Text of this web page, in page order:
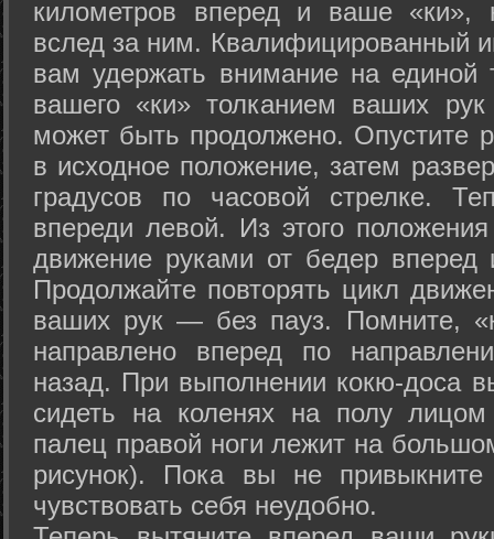
километров вперед и ваше «ки»,
вслед за ним. Квалифицированный
вам удержать внимание на единой
вашего «ки» толканием ваших
может быть продолжено. Опустите
в исходное положение, затем
градусов по часовой стрелке.
впереди левой. Из этого
движение руками от бедер вперед
Продолжайте повторять цикл
ваших рук — без пауз. Помните,
направлено вперед по
назад. При выполнении кокю-доса
сидеть на коленях на полу
палец правой ноги лежит на
рисунок). Пока вы не
чувствовать себя неудобно.